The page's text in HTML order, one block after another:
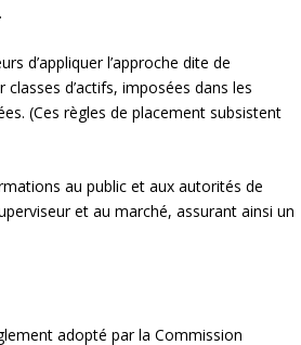
d’appliquer l’approche dite de
d’actifs, imposées dans les
(Ces règles de placement subsistent
au public et aux autorités de
et au marché, assurant ainsi un
adopté par la Commission